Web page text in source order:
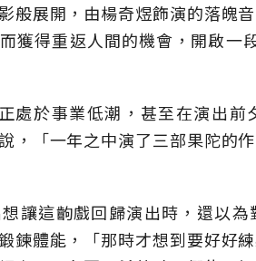
般展開，由楊奇煜飾演的落魄
獲得重返人間的機會，開啟一
處於事業低潮，甚至在演出前
，「一年之中演了三部果陀的
讓這齣戲回歸演出時，還以
鍊體能，「那時才想到要好好